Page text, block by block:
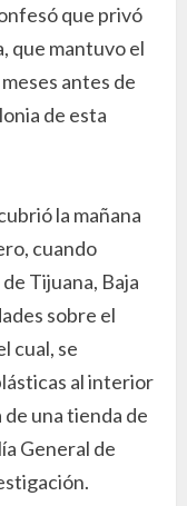
que privó
que mantuvo el
antes de
de esta
la mañana
cuando
Tijuana, Baja
sobre el
cual, se
al interior
una tienda de
General de